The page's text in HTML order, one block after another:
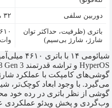
دوربین سلفی
۳۲ مگاپیکسل
باتری (ظرفیت، حداکثر توان
شارژ، شارژ بی‌سیم)
وات، ۵۰
شیائومی ۱۴
گوشی‌های کامپکت با عملکرد
گوشی از نظر باتری در رده خود
وب‌گردی و پخش ویدئو عملکردی